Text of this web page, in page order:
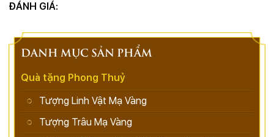
ĐÁNH GIÁ:
DANH MỤC SẢN PHẨM
Quà tặng Phong Thuỷ
Tượng Linh Vật Mạ Vàng
Tượng Trâu Mạ Vàng